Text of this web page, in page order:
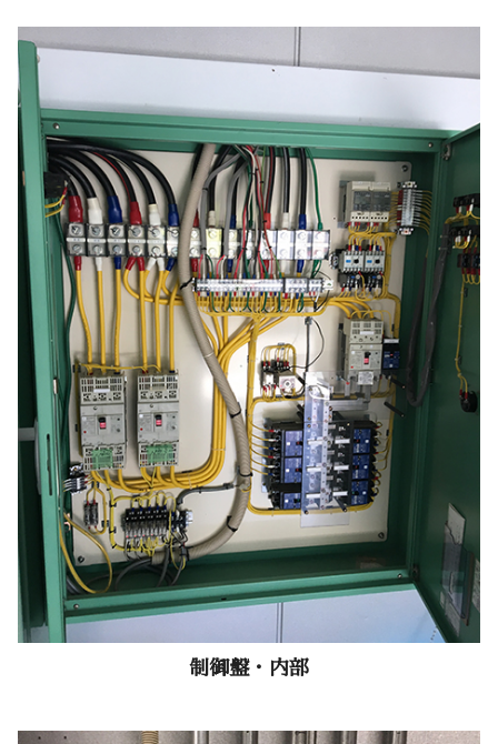
制御盤・内部